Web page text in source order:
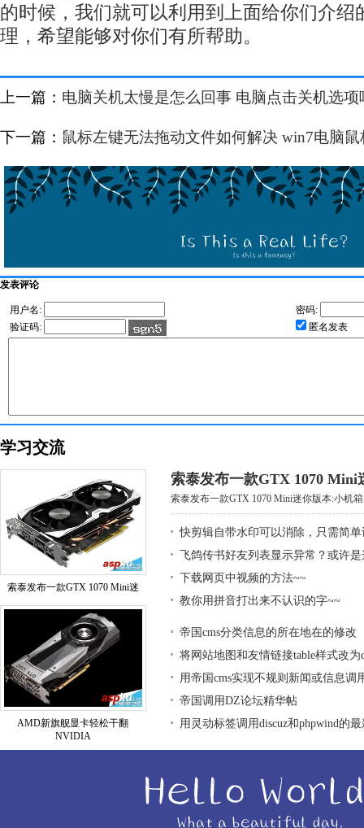
的时候，我们就可以利用到上面给你们介绍
理，希望能够对你们有所帮助。
上一篇： 电脑关机太慢是怎么回事 电脑点击关机选
下一篇： 鼠标左键无法拖动文件如何解决 win7电脑
发表评论
用户名:
密码:
验证码:
匿名发表
学习交流
索泰发布一款GTX 1070 Mini迷
AMD新旗舰显卡轻松干翻
NVIDIA
索泰发布一款GTX 1070 Mini
索泰发布一款GTX 1070 Mini迷你版本:小机
快剪辑自带水印可以消除，只需简单
飞鸽传书好友列表显示异常？或许
下载网页中视频的方法~~
教你用拼音打出来不认识的字~~
帝国cms分类信息的所在地在的修改
将网站地图和友情链接table样式改为
用帝国cms实现不规则新闻或信息调
帝国调用DZ论坛精华帖
用灵动标签调用discuz和phpwind的